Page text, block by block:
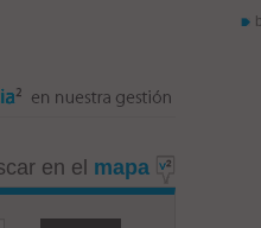
en el mapa